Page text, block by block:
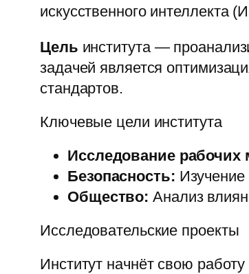
искусственного интеллекта
Цель института —
задачей является
стандартов.
Ключевые цели института
Исследование рабочих
Безопасность:
Общество: Анализ
Исследовательские проекты
Институт начнёт свою